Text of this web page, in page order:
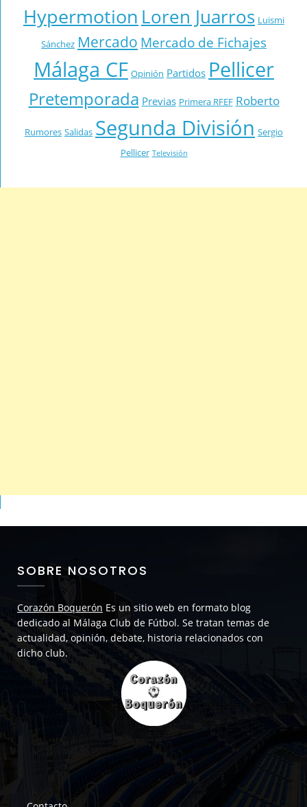
Hypermotion Loren Juarros Luismi
Sánchez Mercado Mercado de Fichajes
Málaga CF Opinión Partidos Pellicer
Pretemporada Previas Primera RFEF Roberto
Rumores Salidas Segunda División Sergio
Pellicer Televisión
SOBRE NOSOTROS
Corazón Boquerón Es un sitio web en formato blog
dedicado al Málaga Club de Fútbol. Se tratan temas de
actualidad, opinión, debate, historia relacionados con
dicho club.